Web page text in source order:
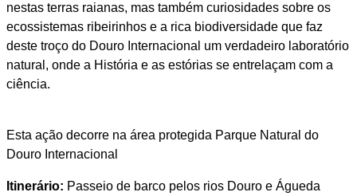
nestas terras raianas, mas também curiosidades sobre os
ecossistemas ribeirinhos e a rica biodiversidade que faz
deste troço do Douro Internacional um verdadeiro laboratório
natural, onde a História e as estórias se entrelaçam com a
ciência.
Esta ação decorre na área protegida Parque Natural do
Douro Internacional
Itinerário: Passeio de barco pelos rios Douro e Águeda